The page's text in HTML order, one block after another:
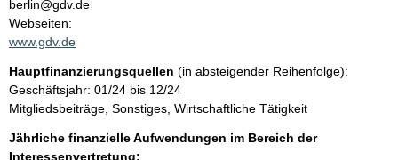
t
n
t
a
t
i
n
f
o
berlin@gdv.de
Webseiten:
www.gdv.de
Hauptfinanzierungsquellen (in absteigender Reihenfolge):
Geschäftsjahr: 01/24 bis 12/24
Mitgliedsbeiträge, Sonstiges, Wirtschaftliche Tätigkeit
Jährliche finanzielle Aufwendungen im Bereich der
Interessenvertretung: